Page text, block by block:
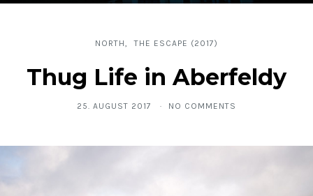
NORTH THE ESCAPE (2017)
Thug Life in Aberfeldy
25. AUGUST 2017 NO COMMENTS